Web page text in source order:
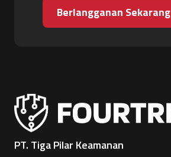
Berlangganan Sekarang
PT. Tiga Pilar Keamanan